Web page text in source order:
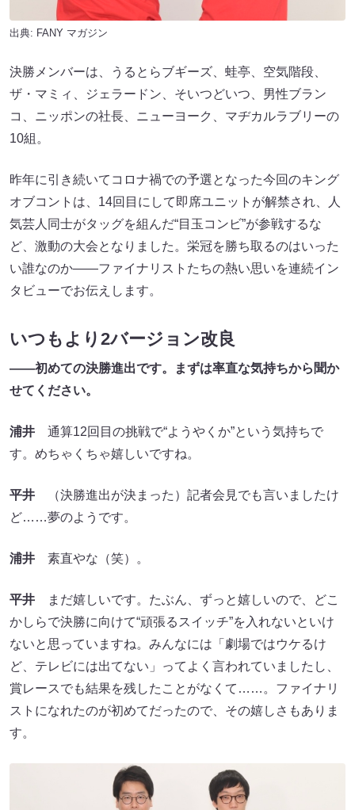
出典: FANY マガジン
決勝メンバーは、うるとらブギーズ、蛙亭、空気階段、
ザ・マミィ、ジェラードン、そいつどいつ、男性ブラン
コ、ニッポンの社長、ニューヨーク、マヂカルラブリーの
10組。
昨年に引き続いてコロナ禍での予選となった今回のキング
オブコントは、14回目にして即席ユニットが解禁され、人
気芸人同士がタッグを組んだ“目玉コンビ”が参戦するな
ど、激動の大会となりました。栄冠を勝ち取るのはいった
い誰なのか――ファイナリストたちの熱い思いを連続イン
タビューでお伝えします。
いつもより2バージョン改良
――初めての決勝進出です。まずは率直な気持ちから聞か
せてください。
浦井 通算12回目の挑戦で“ようやくか”という気持ちで
す。めちゃくちゃ嬉しいですね。
平井 （決勝進出が決まった）記者会見でも言いましたけ
ど……夢のようです。
浦井 素直やな（笑）。
平井 まだ嬉しいです。たぶん、ずっと嬉しいので、どこ
かしらで決勝に向けて“頑張るスイッチ”を入れないといけ
ないと思っていますね。みんなには「劇場ではウケるけ
ど、テレビには出てない」ってよく言われていましたし、
賞レースでも結果を残したことがなくて……。ファイナリ
ストになれたのが初めてだったので、その嬉しさもありま
す。